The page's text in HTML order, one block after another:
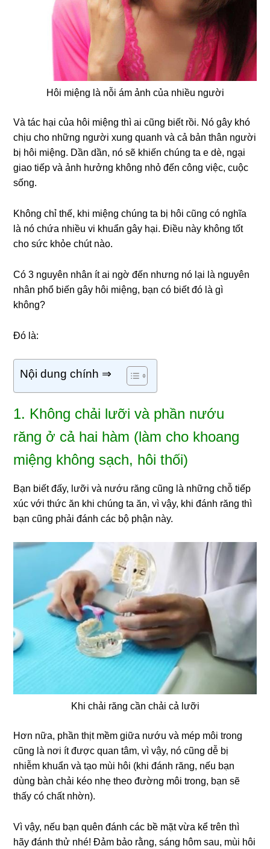
Hôi miệng là nỗi ám ảnh của nhiều người
Và tác hại của hôi miệng thì ai cũng biết rồi. Nó gây khó
chịu cho những người xung quanh và cả bản thân người
bị hôi miệng. Dần dần, nó sẽ khiến chúng ta e dè, ngại
giao tiếp và ảnh hưởng không nhỏ đến công việc, cuộc
sống.
Không chỉ thế, khi miệng chúng ta bị hôi cũng có nghĩa
là nó chứa nhiều vi khuẩn gây hại. Điều này không tốt
cho sức khỏe chút nào.
Có 3 nguyên nhân ít ai ngờ đến nhưng nó lại là nguyên
nhân phổ biến gây hôi miệng, bạn có biết đó là gì
không?
Đó là:
Nội dung chính ⇒
1. Không chải lưỡi và phần nướu
răng ở cả hai hàm (làm cho khoang
miệng không sạch, hôi thối)
Bạn biết đấy, lưỡi và nướu răng cũng là những chỗ tiếp
xúc với thức ăn khi chúng ta ăn, vì vậy, khi đánh răng thì
bạn cũng phải đánh các bộ phận này.
Khi chải răng cần chải cả lưỡi
Hơn nữa, phần thịt mềm giữa nướu và mép môi trong
cũng là nơi ít được quan tâm, vì vậy, nó cũng dễ bị
nhiễm khuẩn và tạo mùi hôi (khi đánh răng, nếu bạn
dùng bàn chải kéo nhẹ theo đường môi trong, bạn sẽ
thấy có chất nhờn).
Vì vậy, nếu bạn quên đánh các bề mặt vừa kể trên thì
hãy đánh thử nhé! Đảm bảo rằng, sáng hôm sau, mùi hôi